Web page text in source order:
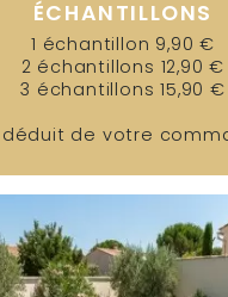
ÉCHANTILLONS
1 échantillon 9,90 €
2 échantillons 12,90 €
3 échantillons 15,90 €
de votre